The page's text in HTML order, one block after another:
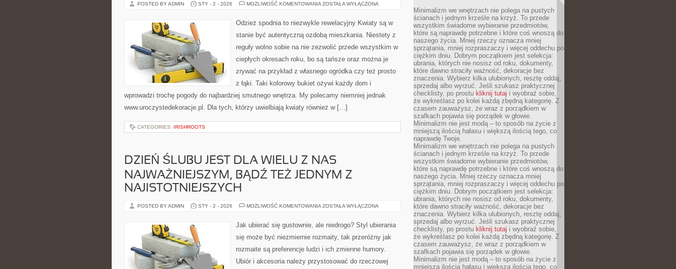
POSTED BY ADMIN STY - 2 - 2026 MOŻLIWOŚĆ KOMENTOWANIA NIE
ZAKUPU
UBRANIA
JASNA.
ZOSTAŁA WYŁĄCZONA
Odzież spodnia to niezwykle rewelacyjny Kwiaty są w
stanie być autentyczną ozdobą mieszkania. Niestety z
reguły wolno sobie na nie zezwolić przede wszystkim w
ciepłych okresach roku, bo są tańsze oraz można je
zrywać na przykład z własnego ogródka czy też prosto
z łąki. Taki kolorowy bukiet ożywi każdy dom i
wprowadzi trochę pogody do najbardziej smutnego wnętrza. My polecamy niemniej jednak
www.uroczystedekoracje.pl. Dla tych, którzy uwielbiają kwiaty również w […]
CATEGORIES: IRISHROOTS
DZIEŃ ŚLUBU JEST DLA WIELU Z NAS
NAJWAŻNIEJSZYM, BĄDŹ TEŻ JEDNYM Z
NAJISTOTNIEJSZYCH
POSTED BY ADMIN STY - 2 - 2026 MOŻLIWOŚĆ KOMENTOWANIA DZIEŃ
DLA
WIELU
NAS
BĄDŹ
JEDNYM
ZOSTAŁA WYŁĄCZONA
Jak ubierać się gustownie, ale niedrogo? Styl ubierania
się może być niezmiernie rozmaity, tak przeróżny jak
rozmaite są preferencje ludzi i ich zmienne humory.
Ubiór i akcesoria należy przystosować do rzeczowej
Minimalizm we wnętrzach nie polega na pustych
ścianach i jednym krześle na krzyż. To przede
wszystkim świadome wybieranie przedmiotów,
które są naprawdę potrzebne i które coś wnoszą do
naszego życia. Mniej rzeczy oznacza mniej
sprzątania, mniej rozpraszaczy i więcej oddechu po
ciężkim dniu. Dobrym początkiem jest selekcja:
ubrania, których nie nosisz od roku, dokumenty,
które dawno straciły ważność, dekoracje bez
znaczenia. Wybierz kilka ulubionych, resztę oddaj,
sprzedaj albo wyrzuć. Jeśli szukasz praktycznej
checklisty, po prostu kliknij tutaj i wyobraź sobie,
że wykreślasz po kolei każdą zbędną kategorię. Z
czasem zauważysz, że wraz z porządkiem w
szafkach pojawia się porządek w głowie.
Minimalizm nie jest modą – to sposób na życie z
mniejszą ilością hałasu i większą ilością tego, co
naprawdę Twoje.
Minimalizm we wnętrzach nie polega na pustych
ścianach i jednym krześle na krzyż. To przede
wszystkim świadome wybieranie przedmiotów,
które są naprawdę potrzebne i które coś wnoszą do
naszego życia. Mniej rzeczy oznacza mniej
sprzątania, mniej rozpraszaczy i więcej oddechu po
ciężkim dniu. Dobrym początkiem jest selekcja:
ubrania, których nie nosisz od roku, dokumenty,
które dawno straciły ważność, dekoracje bez
znaczenia. Wybierz kilka ulubionych, resztę oddaj,
sprzedaj albo wyrzuć. Jeśli szukasz praktycznej
checklisty, po prostu kliknij tutaj i wyobraź sobie,
że wykreślasz po kolei każdą zbędną kategorię. Z
czasem zauważysz, że wraz z porządkiem w
szafkach pojawia się porządek w głowie.
Minimalizm nie jest modą – to sposób na życie z
mniejszą ilością hałasu i większą ilością tego, co